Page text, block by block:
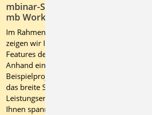
mbinar-Serie "Arbeiten mit der
mb WorkSuite 2025"
Im Rahmen einer ganzen mbinar-Serie
zeigen wir Ihnen die neuen
Features der mb WorkSuite 2025.
Anhand eines praxisrelevanten
Beispielprojektes führen wir Sie durch
das breite Spektrum der
Leistungserweiterungen und zeigen
Ihnen spannende Neuerungen.